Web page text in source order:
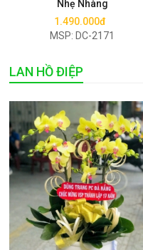
Nhẹ Nhàng
1.490.000đ
MSP: DC-2171
LAN HỒ ĐIỆP